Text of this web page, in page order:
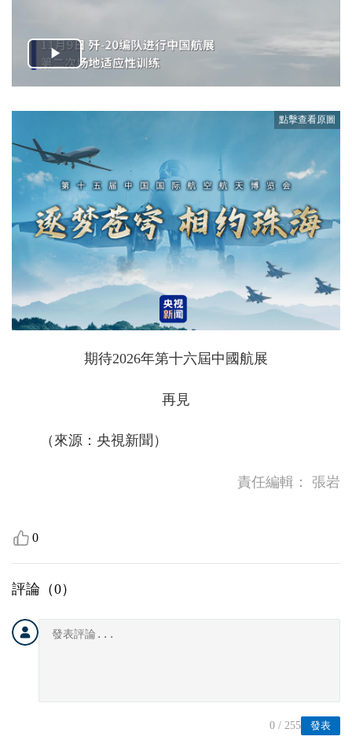
期待2026年第十六屆中國航展
再見
（來源：央視新聞）
責任編輯： 張岩
0
評論（0）
發表
0 / 255